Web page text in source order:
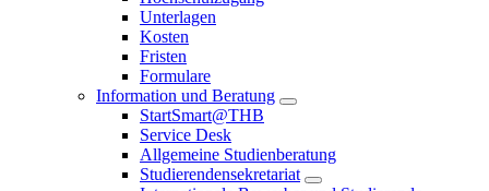
Unterlagen
Kosten
Fristen
Formulare
Information und Beratung
StartSmart@THB
Service Desk
Allgemeine Studienberatung
Studierendensekretariat